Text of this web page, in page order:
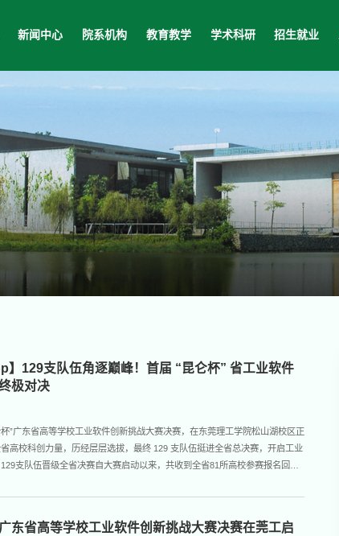
新闻中心 院系机构 教育教学 学术科研 招生就业
】129支队伍角逐巅峰！首届 “昆仑杯” 省工业软件
极对决
”广东省高等学校工业软件创新挑战大赛决赛，在东莞理工学院松山湖校区正
高校科创力量，历经层层选拔，最终 129 支队伍挺进全省总决赛，开启工业
支队伍晋级全省决赛自大赛启动以来，共收到全省81所高校参赛报名回
赛项分场举行，其中电子产品设计赛项...
东省高等学校工业软件创新挑战大赛决赛在莞工启